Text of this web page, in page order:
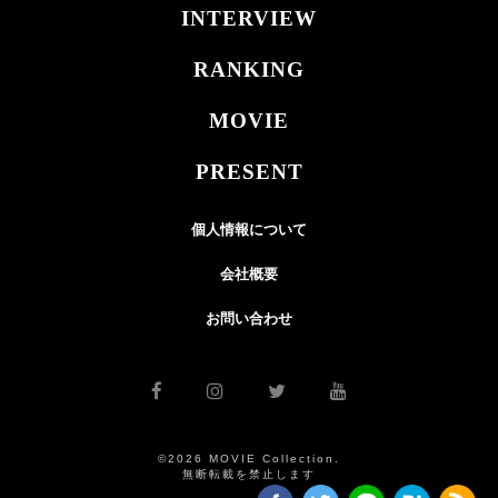
INTERVIEW
RANKING
MOVIE
PRESENT
個人情報について
会社概要
お問い合わせ
©2026 MOVIE Collection.
無断転載を禁止します